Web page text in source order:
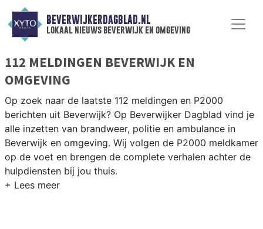
BEVERWIJKERDAGBLAD.NL
lokaal nieuws beverwijk en omgeving
112 MELDINGEN BEVERWIJK EN
OMGEVING
Op zoek naar de laatste 112 meldingen en P2000
berichten uit Beverwijk? Op Beverwijker Dagblad vind je
alle inzetten van brandweer, politie en ambulance in
Beverwijk en omgeving. Wij volgen de P2000 meldkamer
op de voet en brengen de complete verhalen achter de
hulpdiensten bij jou thuis.